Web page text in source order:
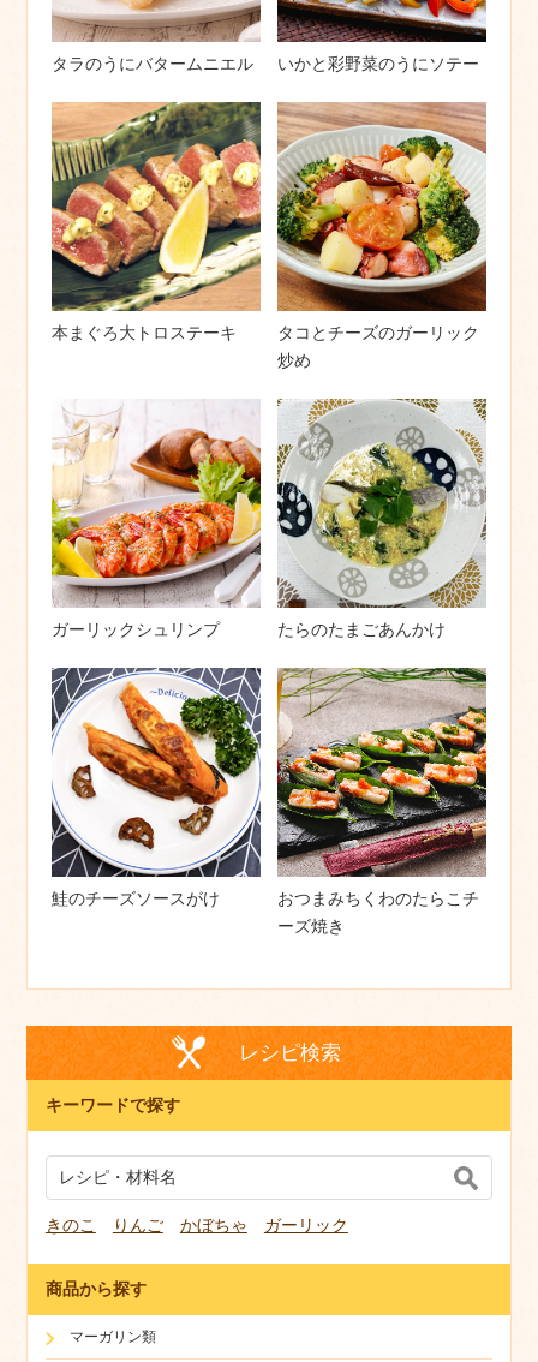
タラのうにバタームニエル いかと彩野菜のうにソテー
本まぐろ大トロステーキ
タコとチーズのガーリック
炒め
ガーリックシュリンプ たらのたまごあんかけ
鮭のチーズソースがけ
おつまみちくわのたらこチ
ーズ焼き
レシピ検索
キーワードで探す
きのこ りんご かぼちゃ ガーリック
商品から探す
マーガリン類